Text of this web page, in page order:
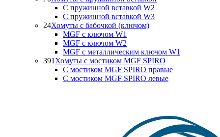
С пружинной вставкой W2
С пружинной вставкой W3
24Хомуты с бабочкой (ключом)
MGF с ключом W1
MGF с ключом W2
MGF с металлическим ключом W1
391 Хомуты с мостиком MGF SPIRO
С мостиком MGF SPIRO правые
С мостиком MGF SPIRO левые